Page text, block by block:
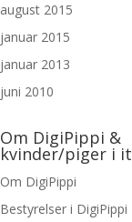
august 2015
januar 2015
januar 2013
juni 2010
Om DigiPippi &
kvinder/piger i it
Om DigiPippi
Bestyrelser i DigiPippi